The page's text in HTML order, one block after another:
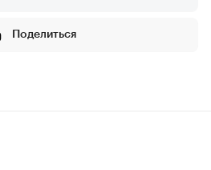
Поделиться